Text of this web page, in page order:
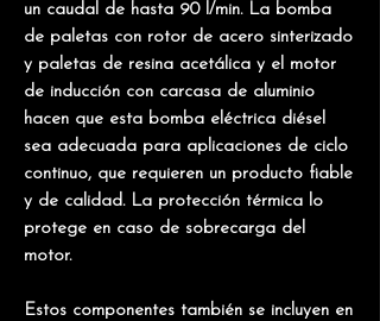
un caudal de hasta 90 l/min. La bomba
de paletas con rotor de acero sinterizado
y paletas de resina acetálica y el motor
de inducción con carcasa de aluminio
hacen que esta bomba eléctrica diésel
sea adecuada para aplicaciones de ciclo
continuo, que requieren un producto fiable
y de calidad. La protección térmica lo
protege en caso de sobrecarga del
motor.
Estos componentes también se incluyen en